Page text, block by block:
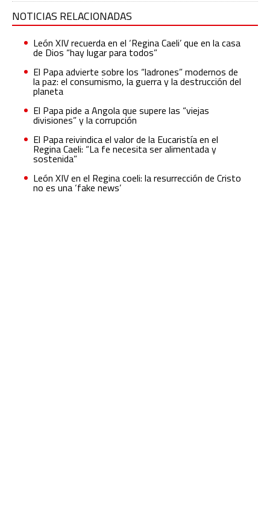
NOTICIAS RELACIONADAS
León XIV recuerda en el ‘Regina Caeli’ que en la casa
de Dios “hay lugar para todos”
El Papa advierte sobre los “ladrones” modernos de
la paz: el consumismo, la guerra y la destrucción del
planeta
El Papa pide a Angola que supere las “viejas
divisiones” y la corrupción
El Papa reivindica el valor de la Eucaristía en el
Regina Caeli: “La fe necesita ser alimentada y
sostenida”
León XIV en el Regina coeli: la resurrección de Cristo
no es una ‘fake news’